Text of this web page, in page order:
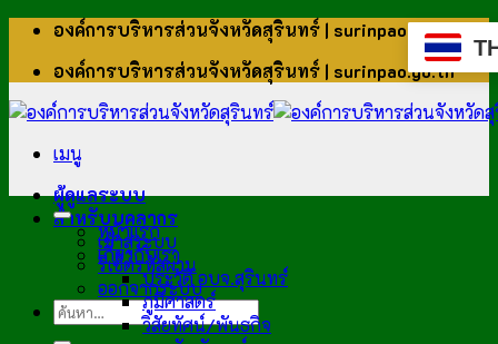
ข้าม
เนื้อหา
องค์การบริหารส่วนจังหวัดสุรินทร์ | surinpao.go.th
องค์การบริหารส่วนจังหวัดสุรินทร์ | surinpao.go.th
เมนู
ผู้ดูแลระบบ
สำหรับบุคลากร
เข้าสู่ระบบ
รีเซ็ตรหัสผ่าน
ออกจากระบบ
หน้าแรก
เกี่ยวกับเรา
ประวัติ อบจ.สุรินทร์
ภูมิศาสตร์
วิสัยทัศน์/พันธกิจ